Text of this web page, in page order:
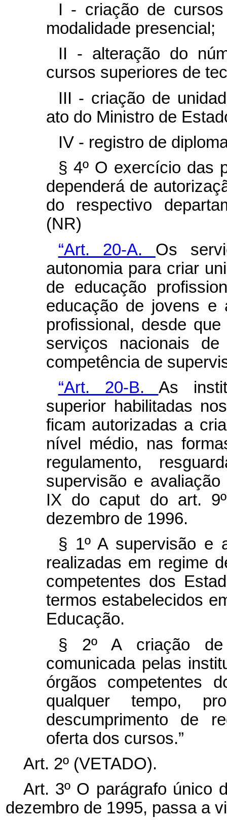
I - criação de
modalidade presencial;
II - alteração do
cursos superiores de
III - criação de
ato do Ministro de
IV - registro de
§ 4º O exercício das
dependerá de
do respectivo
(NR)
“Art. 20-A. Os
autonomia para criar
de educação
educação de jovens e
profissional, desde
serviços nacionais
competência de
“Art. 20-B. As
superior habilitadas
ficam autorizadas a
nível médio, nas
regulamento,
supervisão e
IX do caput do art.
dezembro de 1996.
§ 1º A supervisão e
realizadas em regime
competentes dos
termos estabelecidos
Educação.
§ 2º A criação
comunicada pelas
órgãos competentes
qualquer tempo,
descumprimento de
oferta dos cursos.”
Art. 2º (VETADO).
Art. 3º O parágrafo único
dezembro de 1995, passa a